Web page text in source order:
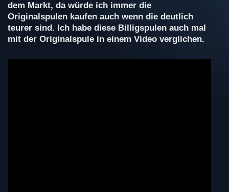
dem Markt, da würde ich immer die
Originalspulen kaufen auch wenn die deutlich
teurer sind. Ich habe diese Billigspulen auch mal
mit der Originalspule in einem Video verglichen.